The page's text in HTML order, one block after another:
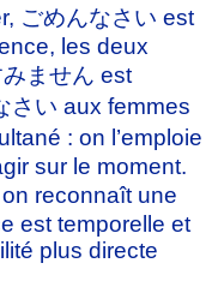
ごめんなさい est
les deux
ません est
さい aux femmes
: on l’emploie
sur le moment.
reconnaît une
est temporelle et
plus directe